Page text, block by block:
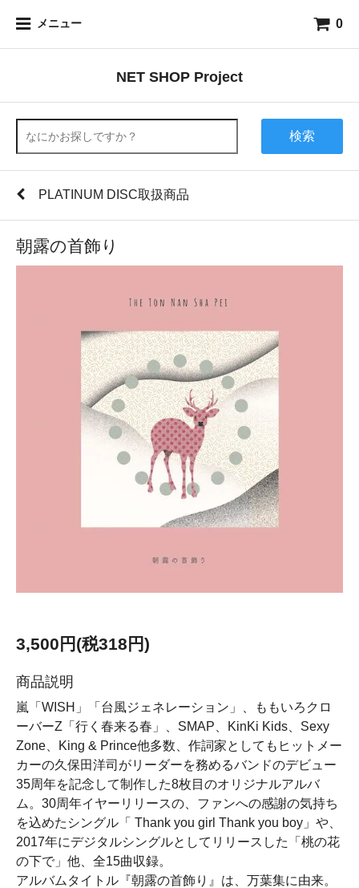
メニュー 0
NET SHOP Project
検索
PLATINUM DISC取扱商品
朝露の首飾り
3,500円(税318円)
商品説明
嵐「WISH」「台風ジェネレーション」、ももいろクロ
ーバーZ「行く春来る春」、SMAP、KinKi Kids、Sexy
Zone、King & Prince他多数、作詞家としてもヒットメー
カーの久保田洋司がリーダーを務めるバンドのデビュー
35周年を記念して制作した8枚目のオリジナルアルバ
ム。30周年イヤーリリースの、ファンへの感謝の気持ち
を込めたシングル「 Thank you girl Thank you boy」や、
2017年にデジタルシングルとしてリリースした「桃の花
の下で」他、全15曲収録。
アルバムタイトル『朝露の首飾り』は、万葉集に由来。